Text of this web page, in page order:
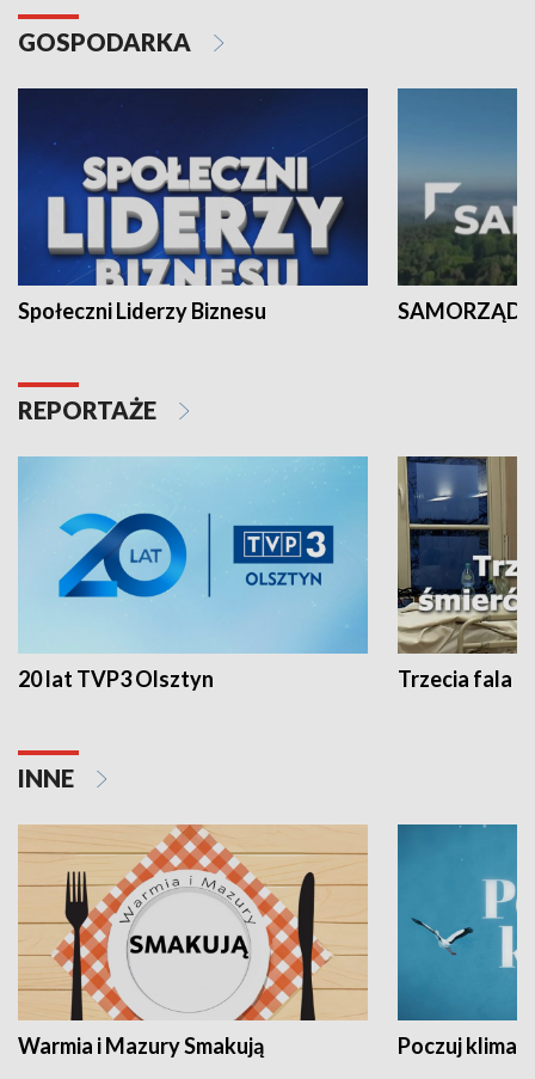
GOSPODARKA
Społeczni Liderzy Biznesu SAMORZĄD
REPORTAŻE
20 lat TVP3 Olsztyn Trzecia fala -
INNE
Warmia i Mazury Smakują Poczuj klimat